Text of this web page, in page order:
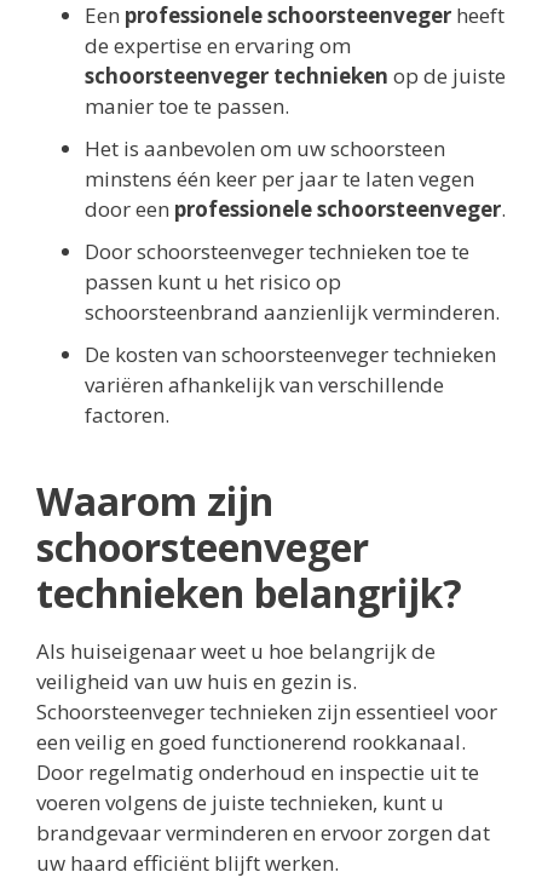
Een professionele schoorsteenveger heeft
de expertise en ervaring om
schoorsteenveger technieken op de juiste
manier toe te passen.
Het is aanbevolen om uw schoorsteen
minstens één keer per jaar te laten vegen
door een professionele schoorsteenveger.
Door schoorsteenveger technieken toe te
passen kunt u het risico op
schoorsteenbrand aanzienlijk verminderen.
De kosten van schoorsteenveger technieken
variëren afhankelijk van verschillende
factoren.
Waarom zijn
schoorsteenveger
technieken belangrijk?
Als huiseigenaar weet u hoe belangrijk de
veiligheid van uw huis en gezin is.
Schoorsteenveger technieken zijn essentieel voor
een veilig en goed functionerend rookkanaal.
Door regelmatig onderhoud en inspectie uit te
voeren volgens de juiste technieken, kunt u
brandgevaar verminderen en ervoor zorgen dat
uw haard efficiënt blijft werken.